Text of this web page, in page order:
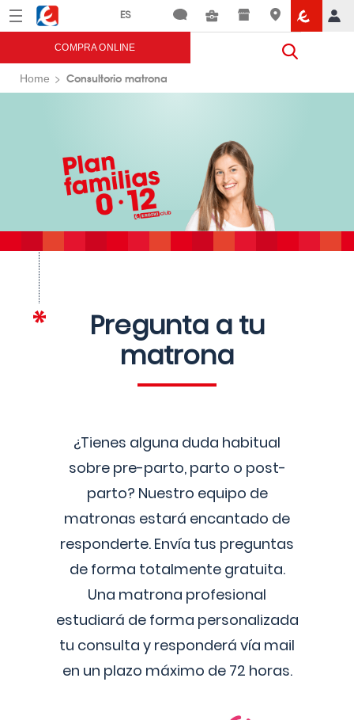
Menú Eroski
COMPRA ONLINE
Home Consultorio matrona
Pregunta a tu
matrona
¿Tienes alguna duda habitual
sobre pre-parto, parto o post-
parto? Nuestro equipo de
matronas estará encantado de
responderte. Envía tus preguntas
de forma totalmente gratuita.
Una matrona profesional
estudiará de forma personalizada
tu consulta y responderá vía mail
en un plazo máximo de 72 horas.